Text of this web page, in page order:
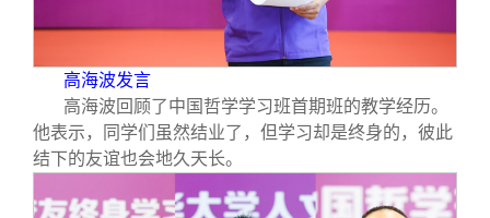
高海波发言
高海波回顾了中国哲学学习班首期班的教学经历。
他表示，同学们虽然结业了，但学习却是终身的，彼此
结下的友谊也会地久天长。